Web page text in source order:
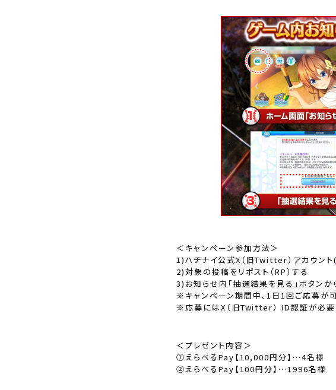
＜キャンペーン参加方法＞
1)ハチナイ公式X（旧Twitter）アカウント(
2)対象の投稿をリポスト（RP）する
3)お知らせ内「抽選結果を見る」ボタンか
※キャンペーン期間中、1日1回ご応募が可
※応募にはX（旧Twitter） ID認証が必要
＜プレゼント内容＞
①えらべるPay【10,000円分】…4名様
②えらべるPay【100円分】…1996名様